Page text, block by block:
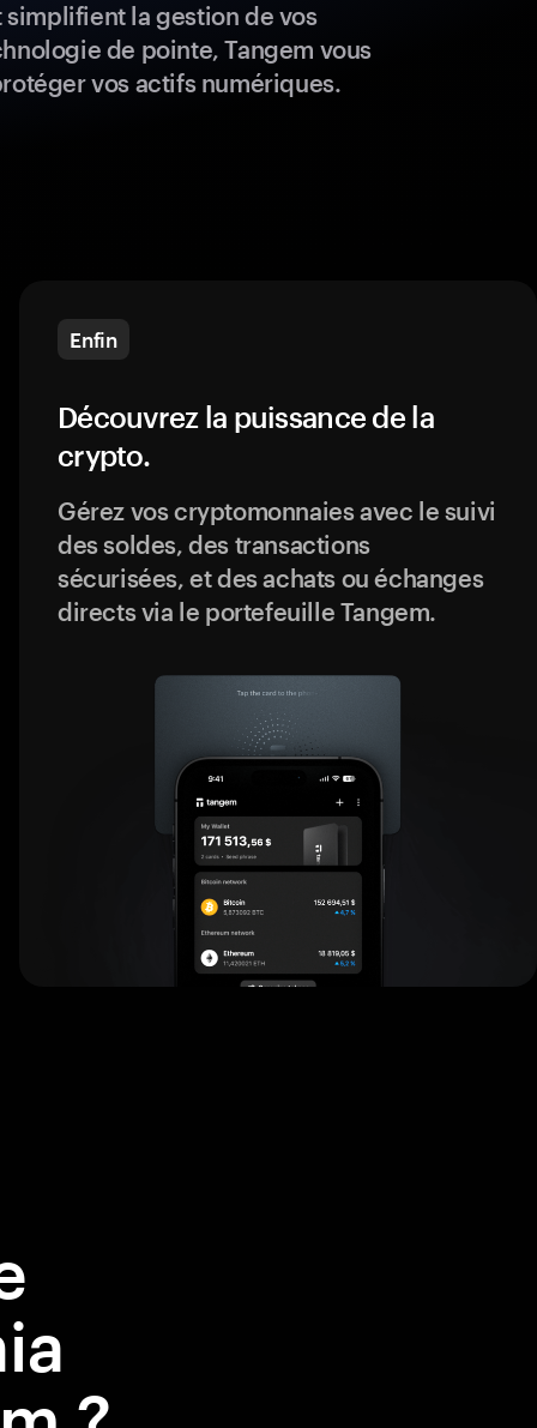
la gestion de vos
de pointe, Tangem vous
vos actifs numériques.
Enfin
Découvrez la puissance de la
crypto.
Gérez vos cryptomonnaies avec le suivi
des soldes, des transactions
sécurisées, et des achats ou échanges
directs via le portefeuille Tangem.